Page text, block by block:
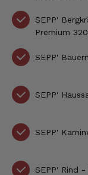
SEPP'
Premium
SEPP'
SEPP'
SEPP'
SEPP' Rind